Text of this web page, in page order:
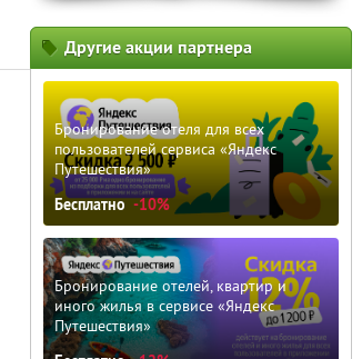
Другие акции партнера
Бронирование отеля для всех
пользователей сервиса «Яндекс
Путешествия»
Бесплатно -10%
Бронирование отелей, квартир и
иного жилья в сервисе «Яндекс
Путешествия»